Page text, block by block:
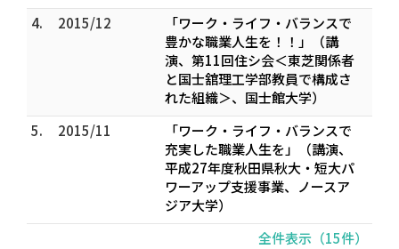
4.
2015/12
「ワーク・ライフ・バランスで
豊かな職業人生を！！」（講
演、第11回住シ会＜東芝関係者
と国士舘理工学部教員で構成さ
れた組織＞、国士館大学）
5.
2015/11
「ワーク・ライフ・バランスで
充実した職業人生を」（講演、
平成27年度秋田県秋大・短大パ
ワーアップ支援事業、ノースア
ジア大学）
全件表示（15件）